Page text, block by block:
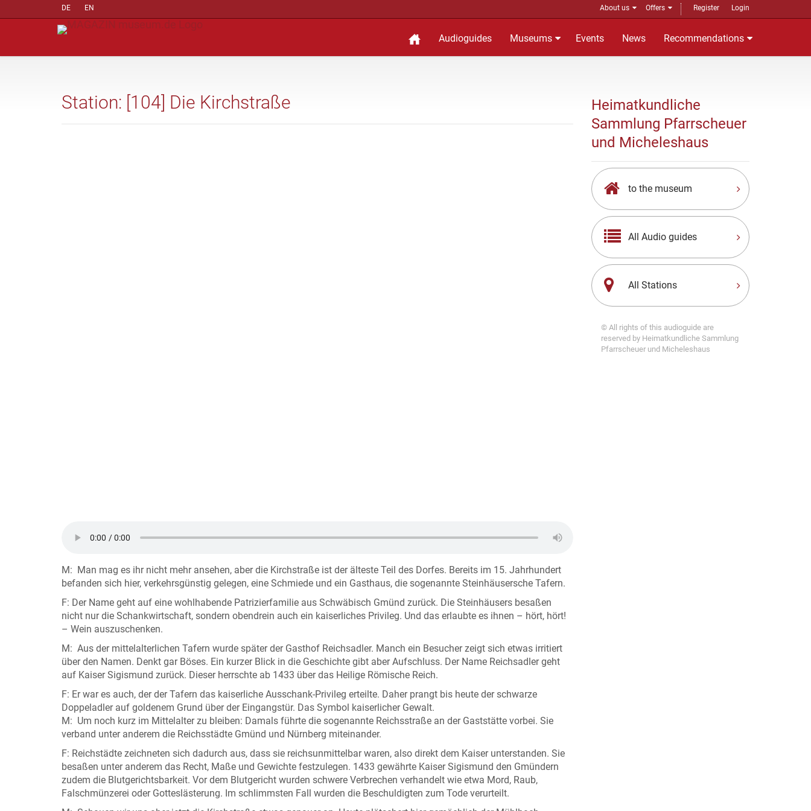
DE EN About us Offers Register Login
Audioguides Museums Events News Recommendations
Station: [104] Die Kirchstraße
M: Man mag es ihr nicht mehr ansehen, aber die Kirchstraße ist der älteste Teil des Dorfes. Bereits im 15. Jahrhundert
befanden sich hier, verkehrsgünstig gelegen, eine Schmiede und ein Gasthaus, die sogenannte Steinhäusersche Tafern.
F: Der Name geht auf eine wohlhabende Patrizierfamilie aus Schwäbisch Gmünd zurück. Die Steinhäusers besaßen
nicht nur die Schankwirtschaft, sondern obendrein auch ein kaiserliches Privileg. Und das erlaubte es ihnen – hört, hört!
– Wein auszuschenken.
M: Aus der mittelalterlichen Tafern wurde später der Gasthof Reichsadler. Manch ein Besucher zeigt sich etwas irritiert
über den Namen. Denkt gar Böses. Ein kurzer Blick in die Geschichte gibt aber Aufschluss. Der Name Reichsadler geht
auf Kaiser Sigismund zurück. Dieser herrschte ab 1433 über das Heilige Römische Reich.
F: Er war es auch, der der Tafern das kaiserliche Ausschank-Privileg erteilte. Daher prangt bis heute der schwarze
Doppeladler auf goldenem Grund über der Eingangstür. Das Symbol kaiserlicher Gewalt.
M: Um noch kurz im Mittelalter zu bleiben: Damals führte die sogenannte Reichsstraße an der Gaststätte vorbei. Sie
verband unter anderem die Reichsstädte Gmünd und Nürnberg miteinander.
F: Reichstädte zeichneten sich dadurch aus, dass sie reichsunmittelbar waren, also direkt dem Kaiser unterstanden. Sie
besaßen unter anderem das Recht, Maße und Gewichte festzulegen. 1433 gewährte Kaiser Sigismund den Gmündern
zudem die Blutgerichtsbarkeit. Vor dem Blutgericht wurden schwere Verbrechen verhandelt wie etwa Mord, Raub,
Falschmünzerei oder Gotteslästerung. Im schlimmsten Fall wurden die Beschuldigten zum Tode verurteilt.
Heimatkundliche
Sammlung Pfarrscheuer
und Micheleshaus
to the museum
All Audio guides
All Stations
© All rights of this audioguide are
reserved by Heimatkundliche Sammlung
Pfarrscheuer und Micheleshaus